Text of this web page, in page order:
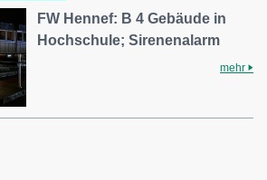
FW Hennef: B 4 Gebäude in
Hochschule; Sirenenalarm
mehr